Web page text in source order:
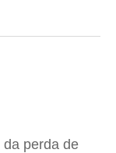
perda de